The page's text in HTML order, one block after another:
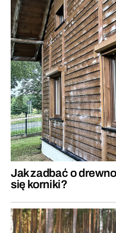
Jak zadbać o
się korniki?